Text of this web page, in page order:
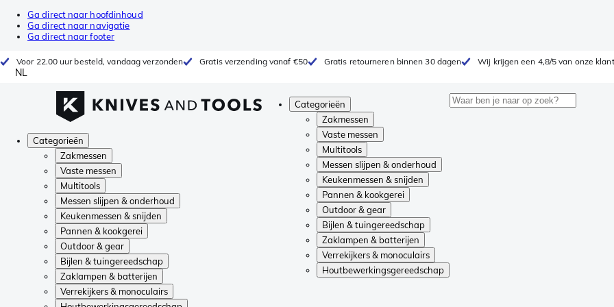
Ga direct naar hoofdinhoud
Ga direct naar navigatie
Ga direct naar footer
Voor 22.00 uur besteld, vandaag verzonden Gratis verzending vanaf €50 Gratis retourneren binnen 30 dagen Wij krijgen een 4,8/5 van onze
NL
Categorieën
Zakmessen
Vaste messen
Multitools
Messen slijpen & onderhoud
Keukenmessen & snijden
Pannen & kookgerei
Outdoor & gear
Bijlen & tuingereedschap
Zaklampen & batterijen
Verrekijkers & monoculairs
Houtbewerkingsgereedschap
Categorieën
Zakmessen
Vaste messen
Multitools
Messen slijpen & onderhoud
Keukenmessen & snijden
Pannen & kookgerei
Outdoor & gear
Bijlen & tuingereedschap
Zaklampen & batterijen
Verrekijkers & monoculairs